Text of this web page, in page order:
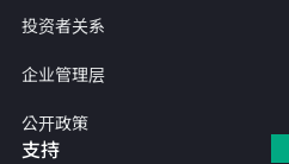
投资者关系
企业管理层
公开政策
支持